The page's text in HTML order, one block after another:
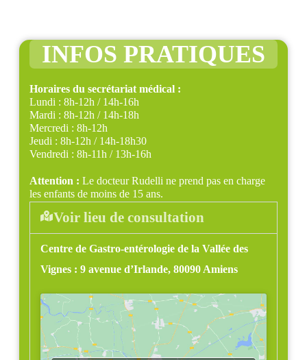
INFOS PRATIQUES
Horaires du secrétariat médical :
Lundi : 8h-12h / 14h-16h
Mardi : 8h-12h / 14h-18h
Mercredi : 8h-12h
Jeudi : 8h-12h / 14h-18h30
Vendredi : 8h-11h / 13h-16h
Attention : Le docteur Rudelli ne prend pas en charge
les enfants de moins de 15 ans.
Voir lieu de consultation
Centre de Gastro-entérologie de la Vallée des
Vignes : 9 avenue d’Irlande, 80090 Amiens